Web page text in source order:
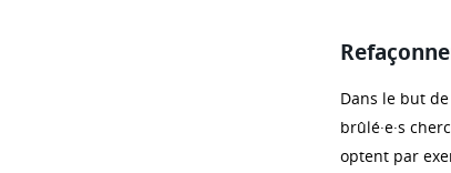
Dans le but
brûlé·e·s
optent par